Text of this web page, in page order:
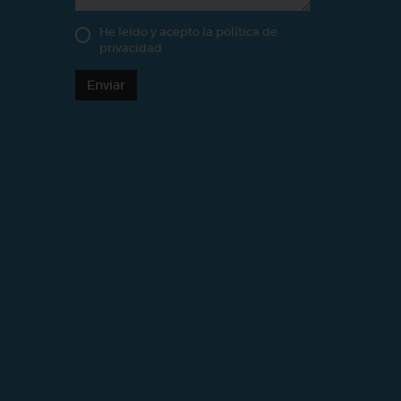
He leído y acepto la política de
privacidad
Enviar